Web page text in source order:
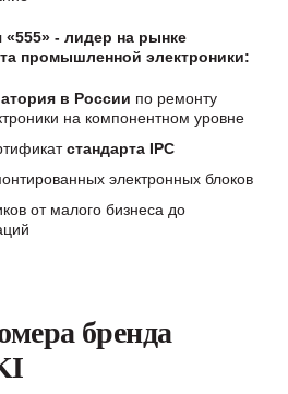
«555» - лидер на рынке
промышленной электроники:
в России по ремонту
на компонентном уровне
стандарта IPC
электронных блоков
от малого бизнеса до
бренда